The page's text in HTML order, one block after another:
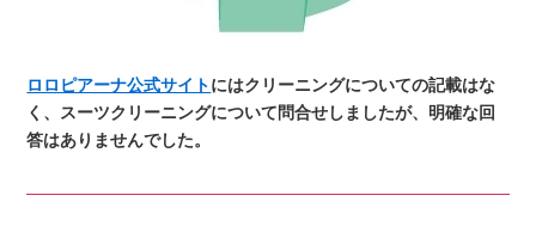
ロロピアーナ公式サイトにはクリーニングについての記載はな
く、スーツクリーニングについて問合せしましたが、明確な回
答はありませんでした。